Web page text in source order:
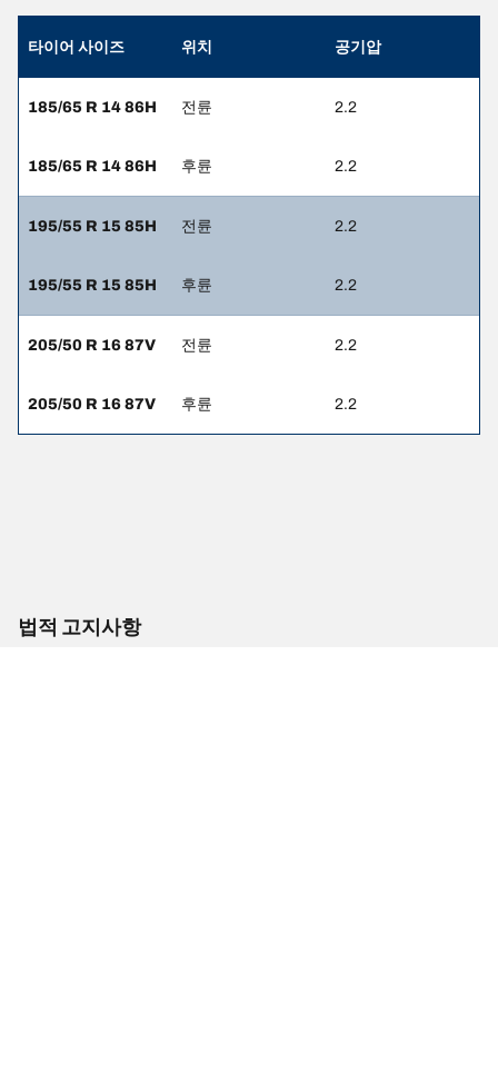
타이어 사이즈 위치 공기압
185/65 R 14 86H 전륜 2.2
185/65 R 14 86H 후륜 2.2
195/55 R 15 85H 전륜 2.2
195/55 R 15 85H 후륜 2.2
205/50 R 16 87V 전륜 2.2
205/50 R 16 87V 후륜 2.2
법적 고지사항